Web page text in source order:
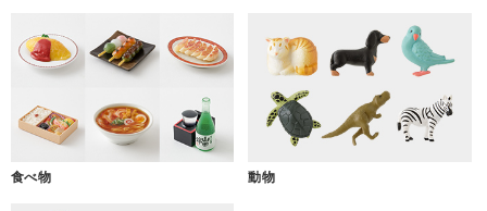
食べ物 動物